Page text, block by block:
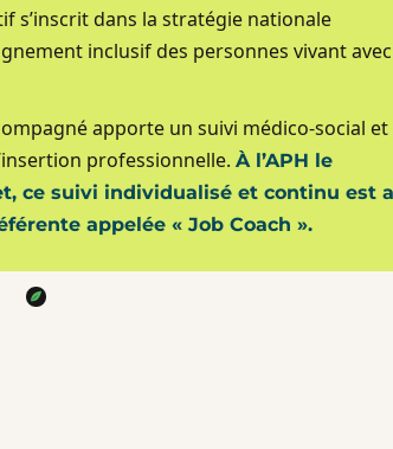
s’inscrit dans la stratégie nationale
inclusif des personnes vivant
apporte un suivi médico-social et
professionnelle.À l’APH le
ce suivi individualisé et continu est
appelée « Job Coach ».